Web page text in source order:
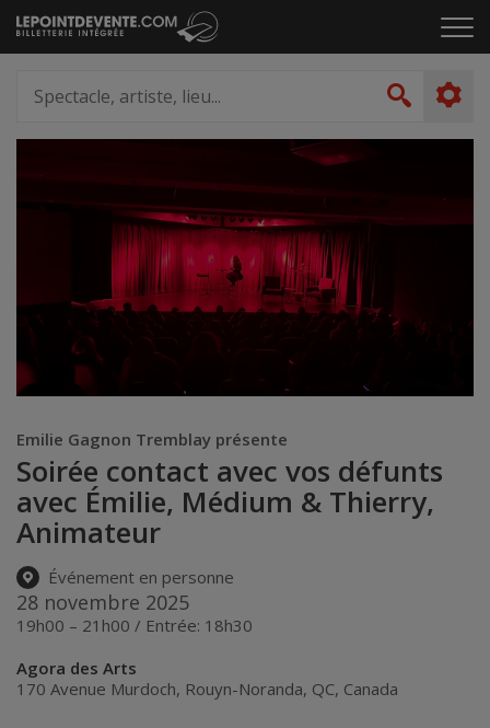
Passer
au
le
artiste,
lieu...
Emilie Gagnon Tremblay présente
Soirée contact avec vos défunts
avec Émilie, Médium & Thierry,
Animateur
Événement en personne
28 novembre 2025
19h00 – 21h00 / Entrée: 18h30
Agora des Arts
170 Avenue Murdoch, Rouyn-Noranda, QC, Canada